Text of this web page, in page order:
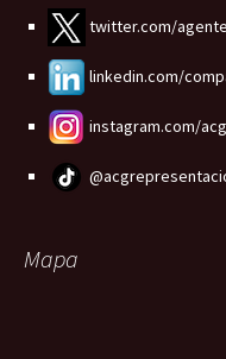
twitter.com/
linkedin.com/
instagram.com/
Mapa